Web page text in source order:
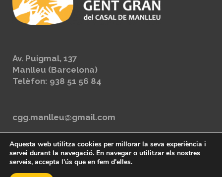
Av. Puigmal, 137
Manlleu (Barcelona)
Telèfon: 938 51 56 84
cgg.manlleu@gmail.com
Protecció de dades
Aquesta web utilitza cookies per millorar la seva experiència i
servei durant la navegació. En navegar o utilitzar els nostres
serveis, accepta l'ús que en fem d'elles.